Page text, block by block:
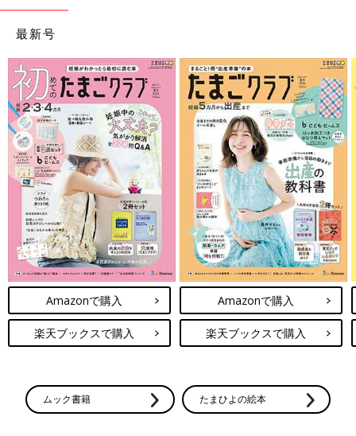
最新号
Amazonで購入
楽天ブックスで購入
Amazonで購入
楽天ブックスで購入
ムック書籍 たまひよの絵本